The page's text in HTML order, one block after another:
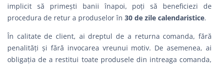
implicit să primești banii înapoi, poți să beneficiezi de
procedura de retur a produselor în 30 de zile calendaristice.
În calitate de client, ai dreptul de a returna comanda, fără
penalităţi şi fără invocarea vreunui motiv. De asemenea, ai
obligația de a restitui toate produsele din intreaga comanda,